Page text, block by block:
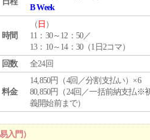
B Week
時間
（ 日 ）
11：30～12：50／
13：10～14：30（1日2コマ）
回数
全24回
料金
14,850円（4回／分割支払い）×6
80,850円（24回／一括前納支払※
義開始前まで）
入門）